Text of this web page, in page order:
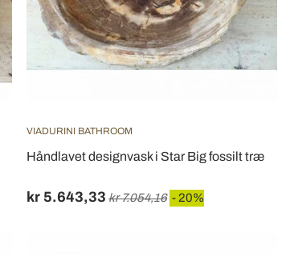
VIADURINI BATHROOM
Håndlavet designvask i Star Big fossilt træ
kr 5.643,33 kr 7.054,16 - 20%